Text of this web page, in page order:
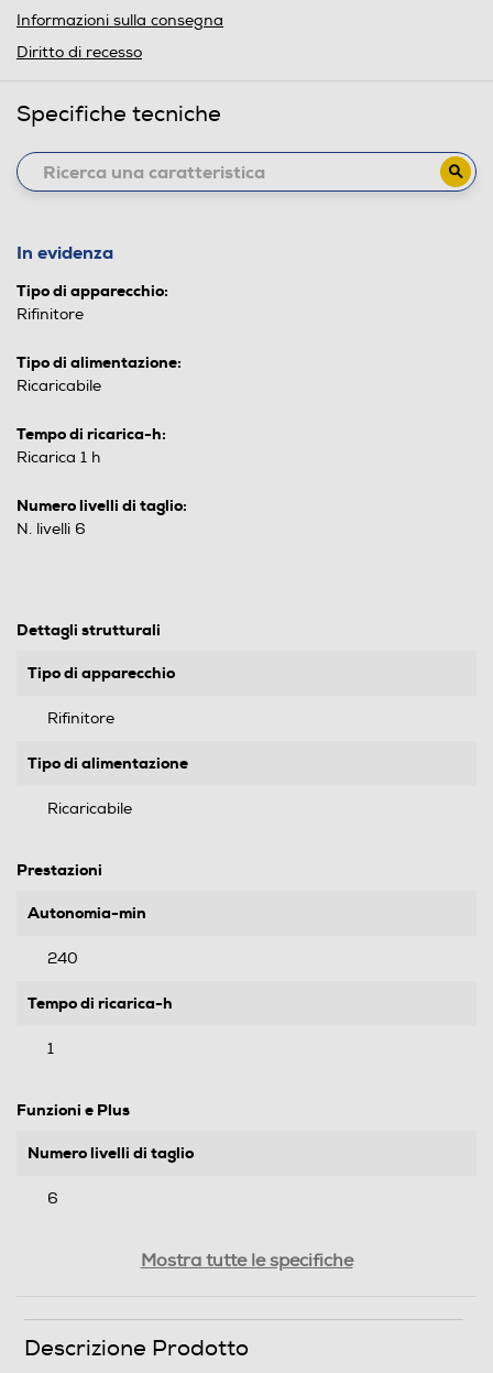
Informazioni sulla consegna
Diritto di recesso
Specifiche tecniche
In evidenza
Tipo di apparecchio:
Rifinitore
Tipo di alimentazione:
Ricaricabile
Tempo di ricarica-h:
Ricarica 1 h
Numero livelli di taglio:
N. livelli 6
Dettagli strutturali
Tipo di apparecchio
Rifinitore
Tipo di alimentazione
Ricaricabile
Prestazioni
Autonomia-min
240
Tempo di ricarica-h
1
Funzioni e Plus
Numero livelli di taglio
6
Mostra tutte le specifiche
Descrizione Prodotto